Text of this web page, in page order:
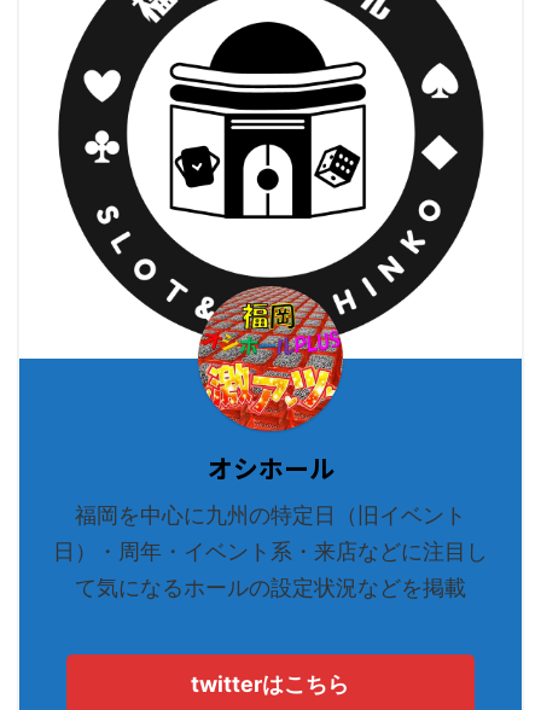
オシホール
福岡を中心に九州の特定日（旧イベント
日）・周年・イベント系・来店などに注目し
て気になるホールの設定状況などを掲載
twitterはこちら